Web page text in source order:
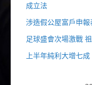
成立法
涉造假公屋富戶申
足球盛會次場激戰
上半年純利大增七